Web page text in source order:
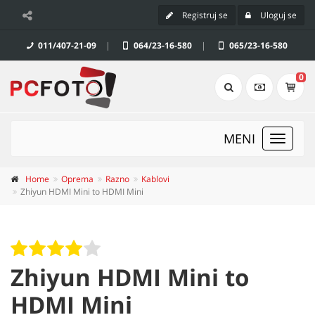
Registruj se Uloguj se
011/407-21-09 | 064/23-16-580 | 065/23-16-580
0
Toggle
MENI
Home Oprema Razno
Kablovi
Zhiyun HDMI Mini to HDMI Mini
Zhiyun HDMI Mini to
HDMI Mini